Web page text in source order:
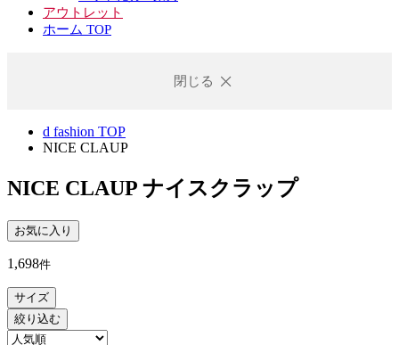
アウトレット
ホーム TOP
閉じる
d fashion TOP
NICE CLAUP
NICE CLAUP ナイスクラップ
お気に入り
1,698件
サイズ
絞り込む